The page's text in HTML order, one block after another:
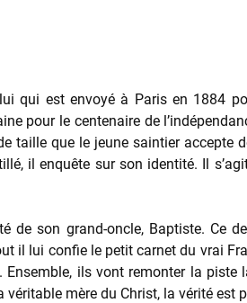
lui qui est envoyé à Paris en 1884
pour le centenaire de
que le jeune saintier accepte
il enquête sur son identité. Il
de son grand-oncle, Baptiste. Ce
il lui confie le petit carnet du vrai
ils vont remonter la
véritable mère du Christ, la vérité est